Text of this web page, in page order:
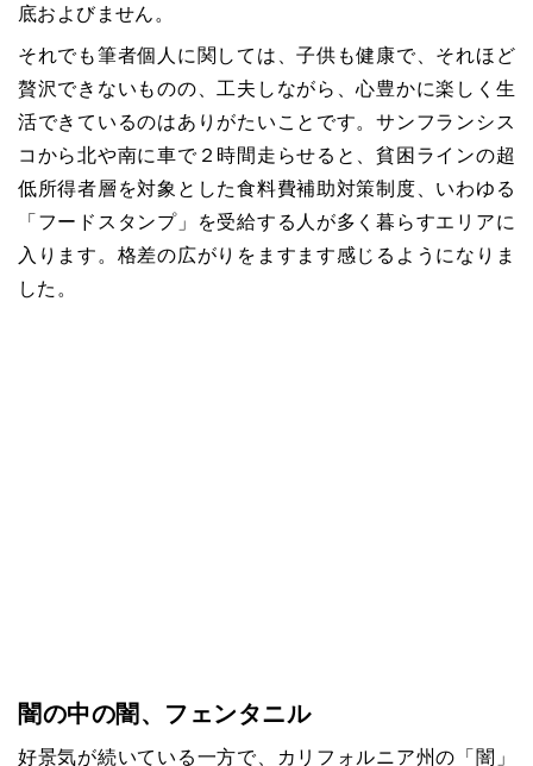
底およびません。
それでも筆者個人に関しては、子供も健康で、それほど
贅沢できないものの、工夫しながら、心豊かに楽しく生
活できているのはありがたいことです。サンフランシス
コから北や南に車で２時間走らせると、貧困ラインの超
低所得者層を対象とした食料費補助対策制度、いわゆる
「フードスタンプ」を受給する人が多く暮らすエリアに
入ります。格差の広がりをますます感じるようになりま
した。
闇の中の闇、フェンタニル
好景気が続いている一方で、カリフォルニア州の「闇」